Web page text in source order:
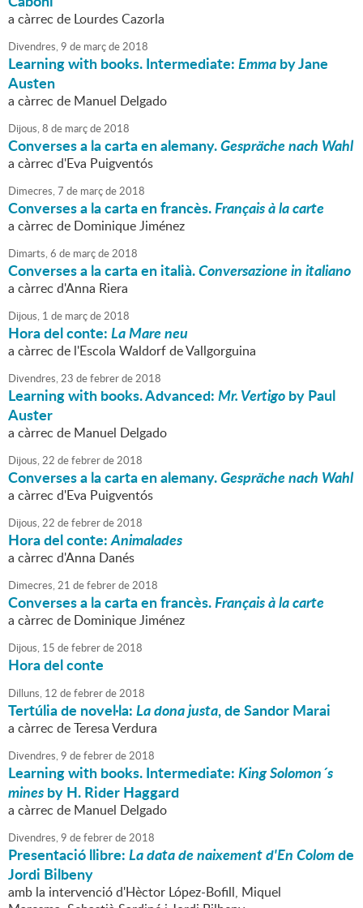
a càrrec de Lourdes Cazorla
Divendres,9 de marçde2018
Learning with books. Intermediate:Emmaby Jane
Austen
a càrrec de Manuel Delgado
Dijous,8 de marçde2018
Converses a la carta en alemany.Gespräche nach Wahl
a càrrec d'Eva Puigventós
Dimecres,7 de marçde2018
Converses a la carta en francès.Français à la carte
a càrrec de Dominique Jiménez
Dimarts,6 de marçde2018
Converses a la carta en italià.Conversazione in italiano
a càrrec d'Anna Riera
Dijous, 1 de marçde2018
Hora del conte:La Mare neu
a càrrec de l'Escola Waldorf de Vallgorguina
Divendres,23 defebrerde2018
Learning with books. Advanced:Mr. Vertigoby Paul
Auster
a càrrec de Manuel Delgado
Dijous,22 defebrerde2018
Converses a la carta en alemany.Gespräche nach Wahl
a càrrec d'Eva Puigventós
Dijous,22 defebrerde2018
Hora del conte:Animalades
a càrrec d'Anna Danés
Dimecres,21 defebrerde2018
Converses a la carta en francès.Français à la carte
a càrrec de Dominique Jiménez
Dijous, 15 defebrerde2018
Hora del conte
Dilluns, 12 defebrerde2018
Tertúlia de novel·la:La dona justa, de Sandor Marai
a càrrec de Teresa Verdura
Divendres,9 defebrerde2018
Learning with books. Intermediate:King Solomon´s
minesby H. Rider Haggard
a càrrec de Manuel Delgado
Divendres,9 defebrerde2018
Presentació llibre:La data de naixement d'En Colomde
Jordi Bilbeny
amb la intervenció d'Hèctor López-Bofill, Miquel